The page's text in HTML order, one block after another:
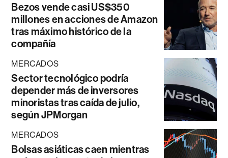
Bezos vende casi US$350
millones en acciones de Amazon
tras máximo histórico de la
compañía
MERCADOS
Sector tecnológico podría
depender más de inversores
minoristas tras caída de julio,
según JPMorgan
MERCADOS
Bolsas asiáticas caen mientras